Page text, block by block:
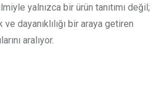
yalnızca bir ürün tanıtımı değil;
dayanıklılığı bir araya getiren
aralıyor.